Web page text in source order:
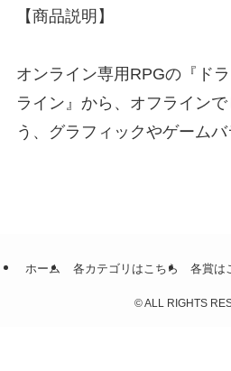
【商品説明】
オンライン専用RPGの『ド
ライン』から、オフライン
う、グラフィックやゲーム
ホーム 各カテゴリはこちら 各賞は
©ALL RIGHTS